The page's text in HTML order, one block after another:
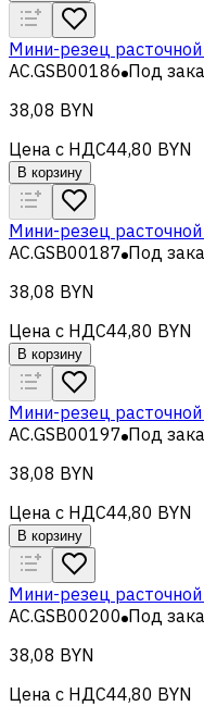
Мини-резец
AC.GSB00186 Под
38,08 BYN
Цена с НДС44,80 BYN
В корзину
Мини-резец
AC.GSB00187 Под
38,08 BYN
Цена с НДС44,80 BYN
В корзину
Мини-резец
AC.GSB00197 Под
38,08 BYN
Цена с НДС44,80 BYN
В корзину
Мини-резец
AC.GSB00200 Под
38,08 BYN
Цена с НДС44,80 BYN